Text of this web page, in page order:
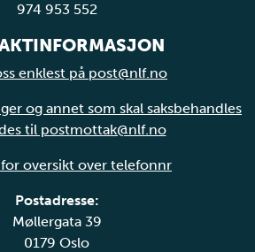
974 953 552
enklest på post@nlf.no
og annet som skal saksbehandles
til postmottak@nlf.no
oversikt over telefonnr
Postadresse:
Møllergata 39
0179 Oslo